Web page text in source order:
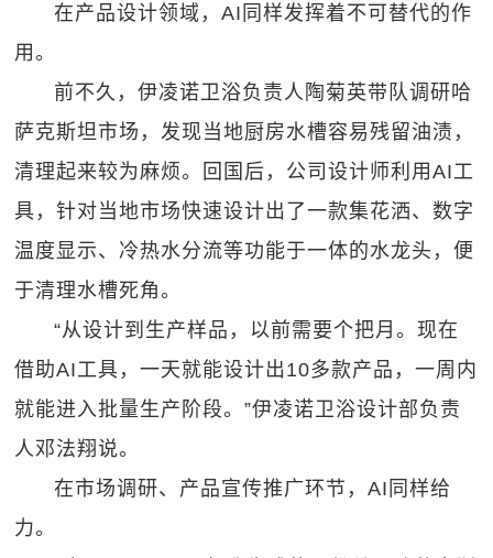
在产品设计领域，AI同样发挥着不可替代的作
用。
前不久，伊凌诺卫浴负责人陶菊英带队调研哈
萨克斯坦市场，发现当地厨房水槽容易残留油渍，
清理起来较为麻烦。回国后，公司设计师利用AI工
具，针对当地市场快速设计出了一款集花洒、数字
温度显示、冷热水分流等功能于一体的水龙头，便
于清理水槽死角。
“从设计到生产样品，以前需要个把月。现在
借助AI工具，一天就能设计出10多款产品，一周内
就能进入批量生产阶段。”伊凌诺卫浴设计部负责
人邓法翔说。
在市场调研、产品宣传推广环节，AI同样给
力。